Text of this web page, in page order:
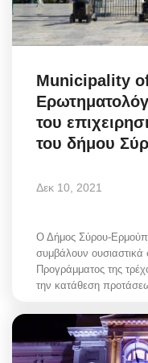
Municipality
του
του δήμου
Δεκ 10, 2021
Ο Δήμος Σύρου-
συμβάλουν ουσιαστικά
Προγράμματος της
την κατάθεση